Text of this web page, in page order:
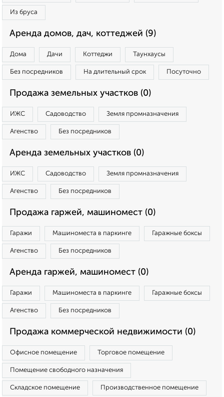
Из бруса
Аренда домов, дач, коттеджей (9)
Дома Дачи Коттеджи Таунхаусы
Без посредников На длительный срок Посуточно
Продажа земельных участков (0)
ИЖС Садоводство Земля промназначения
Агенство Без посредников
Аренда земельных участков (0)
ИЖС Садоводство Земля промназначения
Агенство Без посредников
Продажа гаржей, машиномест (0)
Гаражи Машиноместа в паркинге Гаражные боксы
Агенство Без посредников
Аренда гаржей, машиномест (0)
Гаражи Машиноместа в паркинге Гаражные боксы
Агенство Без посредников
Продажа коммерческой недвижимости (0)
Офисное помещение Торговое помещение
Помещение свободного назначения
Складское помещение Производственное помещение